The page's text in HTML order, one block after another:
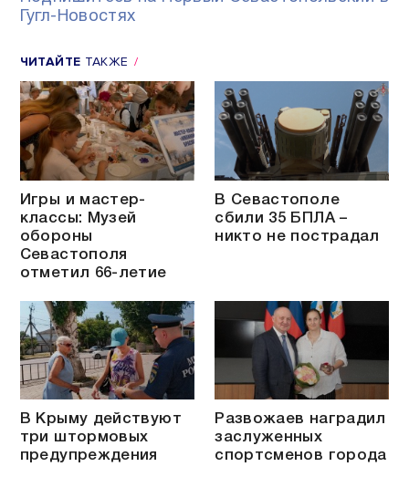
Гугл-Новостях
ЧИТАЙТЕ ТАКЖЕ
Игры и мастер-
классы: Музей
обороны
Севастополя
отметил 66-летие
В Севастополе
сбили 35 БПЛА –
никто не пострадал
В Крыму действуют
три штормовых
предупреждения
Развожаев наградил
заслуженных
спортсменов города